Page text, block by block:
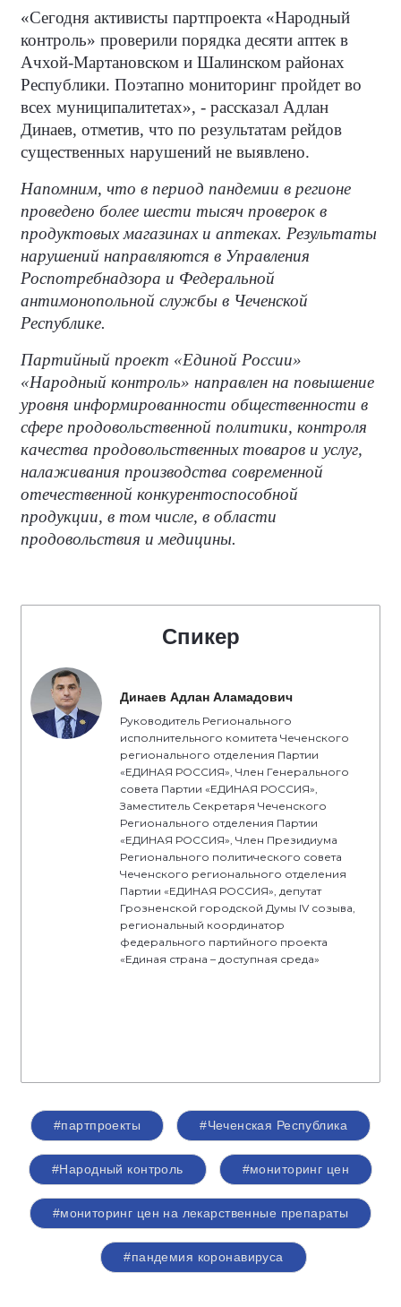
«Сегодня активисты партпроекта «Народный
контроль» проверили порядка десяти аптек в
Ачхой-Мартановском и Шалинском районах
Республики. Поэтапно мониторинг пройдет во
всех муниципалитетах», - рассказал Адлан
Динаев, отметив, что по результатам рейдов
существенных нарушений не выявлено.
Напомним, что в период пандемии в регионе
проведено более шести тысяч проверок в
продуктовых магазинах и аптеках. Результаты
нарушений направляются в Управления
Роспотребнадзора и Федеральной
антимонопольной службы в Чеченской
Республике.
Партийный проект «Единой России»
«Народный контроль» направлен на повышение
уровня информированности общественности в
сфере продовольственной политики, контроля
качества продовольственных товаров и услуг,
налаживания производства современной
отечественной конкурентоспособной
продукции, в том числе, в области
продовольствия и медицины.
Спикер
Динаев Адлан Аламадович
Руководитель Регионального
исполнительного комитета Чеченского
регионального отделения Партии
«ЕДИНАЯ РОССИЯ», Член Генерального
совета Партии «ЕДИНАЯ РОССИЯ»,
Заместитель Секретаря Чеченского
Регионального отделения Партии
«ЕДИНАЯ РОССИЯ», Член Президиума
Регионального политического совета
Чеченского регионального отделения
Партии «ЕДИНАЯ РОССИЯ», депутат
Грозненской городской Думы IV созыва,
региональный координатор
федерального партийного проекта
«Единая страна – доступная среда»
#партпроекты #Чеченская Республика
#Народный контроль #мониторинг цен
#мониторинг цен на лекарственные препараты
#пандемия коронавируса